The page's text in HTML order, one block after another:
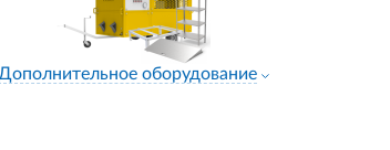
оборудование